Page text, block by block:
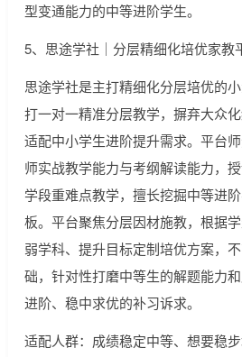
型变通能力的中等进阶学生。
5、思途学社｜分层精细化培优家教
思途学社是主打精细化分层培优的
打一对一精准分层教学，摒弃大众
适配中小学生进阶提升需求。平台
师实战教学能力与考纲解读能力，
学段重难点教学，擅长挖掘中等进
板。平台聚焦分层因材施教，根据
弱学科、提升目标定制培优方案，
础，针对性打磨中等生的解题能力
进阶、稳中求优的补习诉求。
适配人群：成绩稳定中等、想要稳